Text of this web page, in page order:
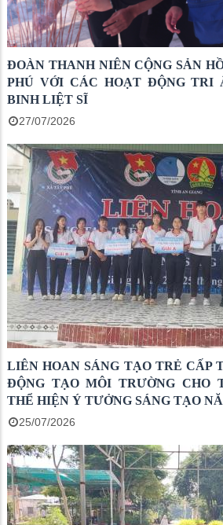
ĐOÀN THANH NIÊN CỘNG SẢN
PHÚ VỚI CÁC HOẠT ĐỘNG TRI
BINH LIỆT SĨ
27/07/2026
LIÊN HOAN SÁNG TẠO TRẺ CẤP
ĐỘNG TẠO MÔI TRƯỜNG CHO
THỂ HIỆN Ý TƯỞNG SÁNG TẠO
25/07/2026